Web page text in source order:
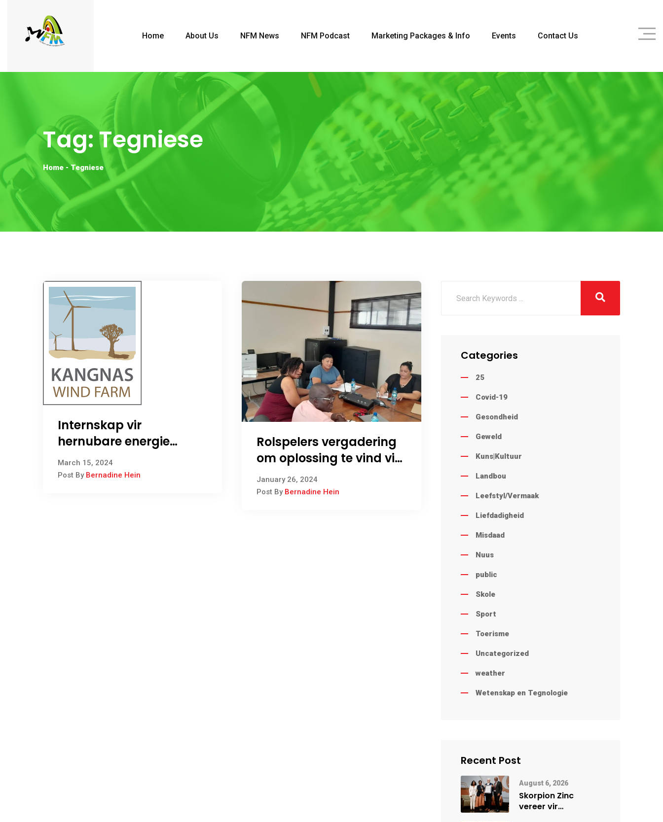
Home About Us NFM News NFM Podcast Marketing Packages & Info Events Contact Us
Tag:Tegniese
Home -Tegniese
Internskap vir
hernubare energie
bemagtig Noord- Kaap
jeug
March 15, 2024
Post By Bernadine Hein
Rolspelers vergadering
om oplossing te vind vir
water probleem op Pella
January 26, 2024
Post By Bernadine Hein
Categories
25
Covid-19
Gesondheid
Geweld
Kuns|Kultuur
Landbou
Leefstyl/Vermaak
Liefdadigheid
Misdaad
Nuus
public
Skole
Sport
Toerisme
Uncategorized
weather
Wetenskap en Tegnologie
Recent Post
August 6, 2026
Skorpion Zinc
vereer vir